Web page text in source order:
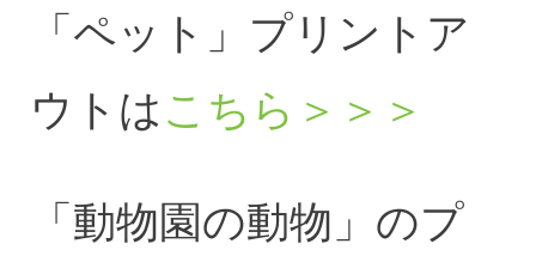
「ペット」プリントア
ウトはこちら＞＞＞
「動物園の動物」のプ